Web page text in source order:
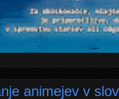
animejev v